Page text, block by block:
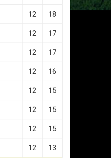
12 18
12 17
12 17
12 16
12 15
12 15
12 15
12 13